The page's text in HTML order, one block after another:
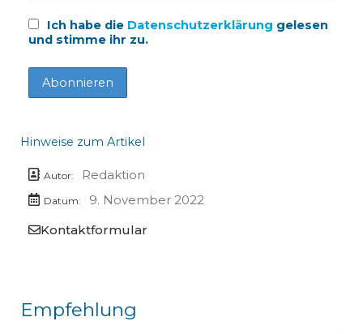
Ich habe die Datenschutzerklärung gelesen
und stimme ihr zu.
Hinweise zum Artikel
Autor: Redaktion
Datum:
9. November 2022
Kontaktformular
Empfehlung